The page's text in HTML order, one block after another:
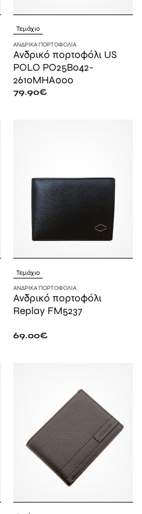
Τεμάχιο
ΑΝΔΡΙΚΆ ΠΟΡΤΟΦΌΛΙΑ
Ανδρικό πορτοφόλι US
POLO PO25B042-
2610MHA000
79.90€
Τεμάχιο
ΑΝΔΡΙΚΆ ΠΟΡΤΟΦΌΛΙΑ
Ανδρικό πορτοφόλι
Replay FM5237
69.00€